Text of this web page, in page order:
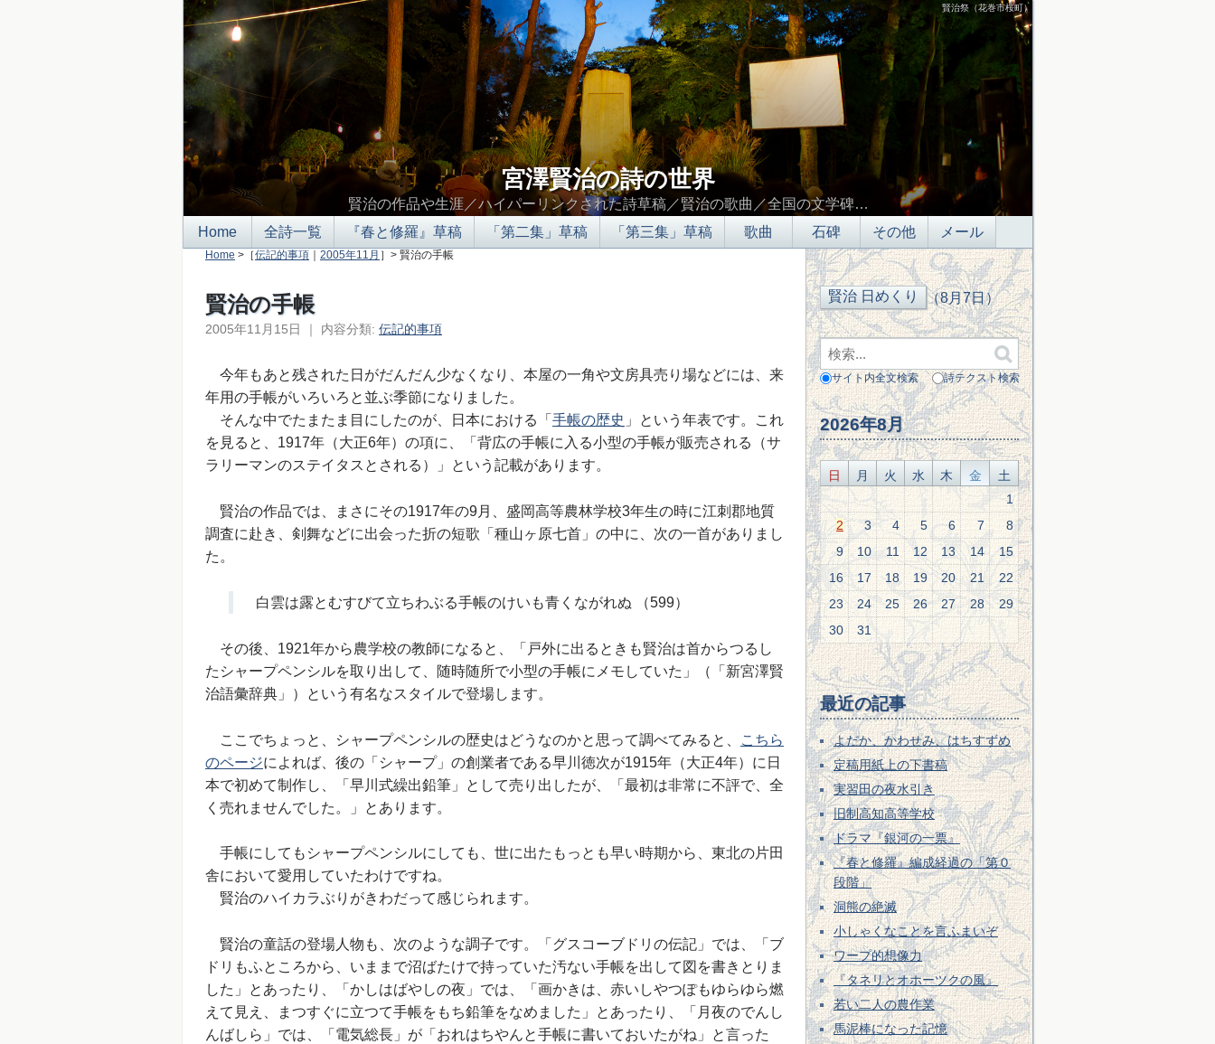
賢治祭（花巻市桜町）
宮澤賢治の詩の世界
賢治の作品や生涯／ハイパーリンクされた詩草稿／賢治の歌曲／全国の文学碑…
Home
全詩一覧 『春と修羅』草稿 「第二集」草稿 「第三集」草稿 歌曲 石碑 その他 メール
Home >［伝記的事項 ｜ 2005年11月 ］> 賢治の手帳
賢治の手帳
2005年11月15日 ｜ 内容分類: 伝記的事項
今年もあと残された日がだんだん少なくなり、本屋の一角や文房具売り場などには、来
年用の手帳がいろいろと並ぶ季節になりました。
そんな中でたまたま目にしたのが、日本における「 手帳の歴史 」という年表です。これ
を見ると、1917年（大正6年）の項に、「背広の手帳に入る小型の手帳が販売される（サ
ラリーマンのステイタスとされる）」という記載があります。
賢治の作品では、まさにその1917年の9月、盛岡高等農林学校3年生の時に江刺郡地質
調査に赴き、剣舞などに出会った折の短歌「種山ヶ原七首」の中に、次の一首がありまし
た。
白雲は露とむすびて立ちわぶる手帳のけいも青くながれぬ （599）
その後、1921年から農学校の教師になると、「戸外に出るときも賢治は首からつるし
たシャープペンシルを取り出して、随時随所で小型の手帳にメモしていた」（「新宮澤賢
治語彙辞典」）という有名なスタイルで登場します。
ここでちょっと、シャープペンシルの歴史はどうなのかと思って調べてみると、
こちら
のページによれば、後の「シャープ」の創業者である早川徳次が1915年（大正4年）に日
本で初めて制作し、「早川式繰出鉛筆」として売り出したが、「最初は非常に不評で、全
く売れませんでした。」とあります。
手帳にしてもシャープペンシルにしても、世に出たもっとも早い時期から、東北の片田
舎において愛用していたわけですね。
賢治のハイカラぶりがきわだって感じられます。
賢治の童話の登場人物も、次のような調子です。「グスコーブドリの伝記」では、「ブ
ドリもふところから、いままで沼ばたけで持っていた汚ない手帳を出して図を書きとりま
した」とあったり、「かしはばやしの夜」では、「画かきは、赤いしやつぽもゆらゆら燃
えて見え、まつすぐに立つて手帳をもち鉛筆をなめました」とあったり、「月夜のでんし
んばしら」では、「電気総長」が「おれはちやんと手帳に書いておいたがね」と言った
（8月7日）
サイト内全文検索 詩テクスト検索
2026年8月
日 月 火 水 木 金
土
1
2
3 4 5 6 7
8
9
10 11 12 13 14
15
16
17 18 19 20 21
22
23
24 25 26 27 28
29
30
31
最近の記事
よだか、かわせみ、はちすずめ
定稿用紙上の下書稿
実習田の夜水引き
旧制高知高等学校
ドラマ『銀河の一票』
『春と修羅』編成経過の「第０
段階」
洞熊の絶滅
小しゃくなことを言ふまいぞ
ワープ的想像力
『タネリとオホーツクの風』
若い二人の農作業
馬泥棒になった記憶